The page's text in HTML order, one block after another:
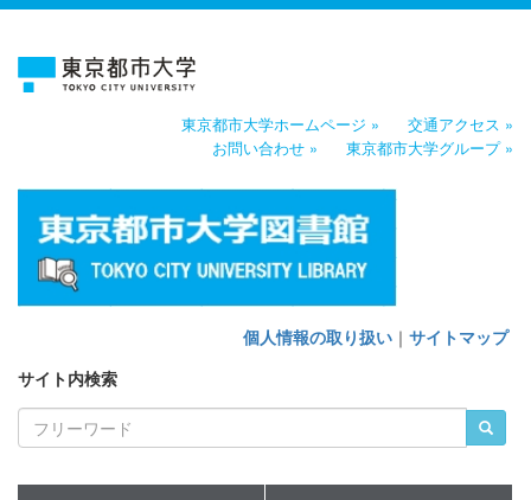
東京都市大学ホームページ »
交通アクセス »
お問い合わせ »
東京都市大学グループ »
個人情報の取り扱い ｜ サイトマップ
サイト内検索